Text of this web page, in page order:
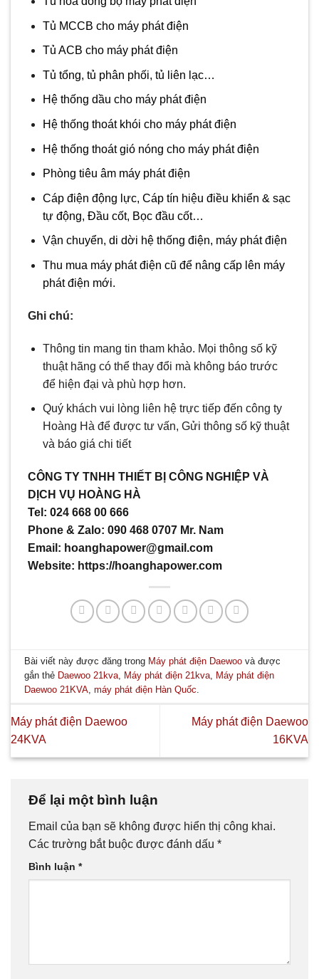
Tủ MCCB cho máy phát điện
Tủ ACB cho máy phát điện
Tủ tổng, tủ phân phối, tủ liên lạc…
Hệ thống dầu cho máy phát điện
Hệ thống thoát khói cho máy phát điện
Hệ thống thoát gió nóng cho máy phát điện
Phòng tiêu âm máy phát điện
Cáp điện động lực, Cáp tín hiệu điều khiển & sạc
tự động, Đầu cốt, Bọc đầu cốt…
Vận chuyển, di dời hệ thống điện, máy phát điện
Thu mua máy phát điện cũ để nâng cấp lên máy
phát điện mới.
Ghi chú:
Thông tin mang tin tham khảo. Mọi thông số kỹ
thuật hãng có thể thay đổi mà không báo trước
để hiện đại và phù hợp hơn.
Quý khách vui lòng liên hệ trực tiếp đến công ty
Hoàng Hà để được tư vấn, Gửi thông số kỹ thuật
và báo giá chi tiết
CÔNG TY TNHH THIẾT BỊ CÔNG NGHIỆP VÀ
DỊCH VỤ HOÀNG HÀ
Tel: 024 668 00 666
Phone & Zalo: 090 468 0707 Mr. Nam
Email: hoanghapower@gmail.com
Website: https://hoanghapower.com
Bài viết này được đăng trong Máy phát điện Daewoo và được
gắn thẻ Daewoo 21kva, Máy phát điện 21kva, Máy phát điện
Daewoo 21KVA,máy phát điện Hàn Quốc.
Máy phát điện Daewoo
24KVA
Máy phát điện Daewoo
16KVA
Để lại một bình luận
Email của bạn sẽ không được hiển thị công khai.
Các trường bắt buộc được đánh dấu *
Bình luận *